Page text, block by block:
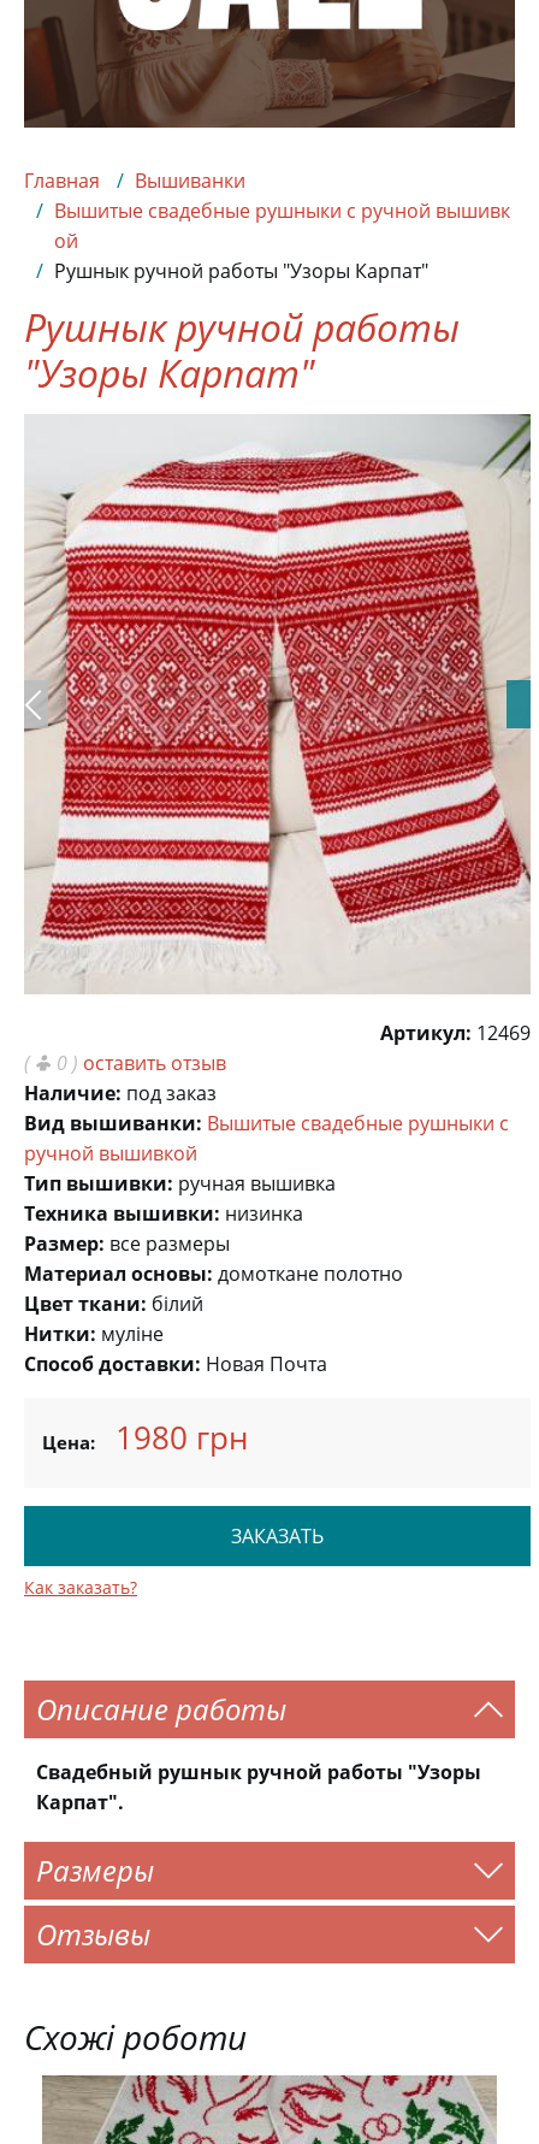
Главная
Вышиванки
Вышитые свадебные рушныки с ручной вышивк
ой
Рушнык ручной работы "Узоры Карпат"
Рушнык ручной работы
"Узоры Карпат"
Артикул: 12469
(
0 ) оставить отзыв
Наличие: под заказ
Вид вышиванки: Вышитые свадебные рушныки с
ручной вышивкой
Тип вышивки: ручная вышивка
Техника вышивки: низинка
Размер: все размеры
Материал основы: домоткане полотно
Цвет ткани: білий
Нитки: муліне
Способ доставки: Новая Почта
Цена: 1980 грн
ЗАКАЗАТЬ
Как заказать?
Описание работы
Свадебный рушнык ручной работы "Узоры
Карпат".
Размеры
Отзывы
Схожі роботи